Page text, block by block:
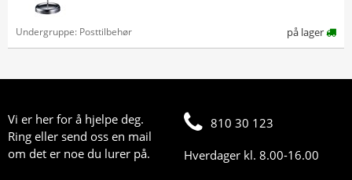
Undergruppe: Posttilbehør på lager
Vi er her for å hjelpe deg.
Ring eller send oss en mail
om det er noe du lurer på.
810 30 123
Hverdager kl. 8.00-16.00